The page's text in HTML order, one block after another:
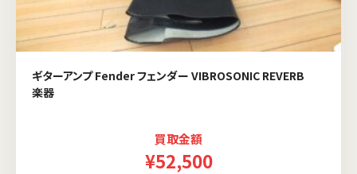
ギターアンプ Fender フェンダー VIBROSONIC REVERB
楽器
買取金額
¥52,500